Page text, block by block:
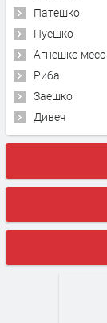
Патешко
Пуешко
Агнешко месо
Риба
Заешко
Дивеч